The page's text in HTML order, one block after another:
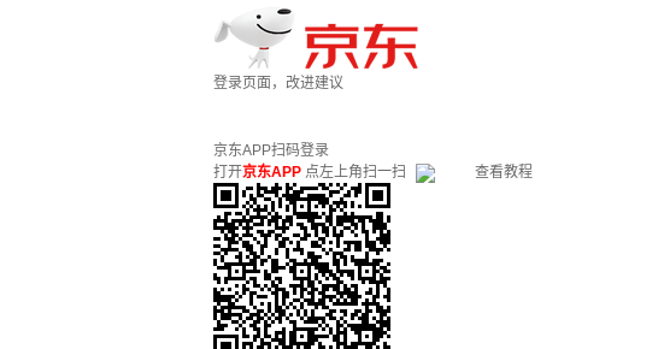
登录页面，改进建议
京东APP扫码登录
打开京东APP 点左上角扫一扫 查看教程